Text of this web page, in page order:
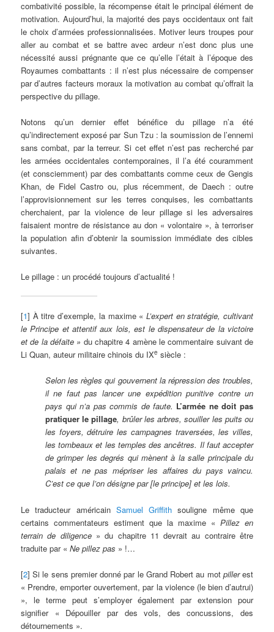
combativité possible, la récompense était le principal élément de
motivation. Aujourd’hui, la majorité des pays occidentaux ont fait
le choix d’armées professionnalisées. Motiver leurs troupes pour
aller au combat et se battre avec ardeur n’est donc plus une
nécessité aussi prégnante que ce qu’elle l’était à l’époque des
Royaumes combattants : il n’est plus nécessaire de compenser
par d’autres facteurs moraux la motivation au combat qu’offrait la
perspective du pillage.
Notons qu’un dernier effet bénéfice du pillage n’a été
qu’indirectement exposé par Sun Tzu : la soumission de l’ennemi
sans combat, par la terreur. Si cet effet n’est pas recherché par
les armées occidentales contemporaines, il l’a été couramment
(et consciemment) par des combattants comme ceux de Gengis
Khan, de Fidel Castro ou, plus récemment, de Daech : outre
l’approvisionnement sur les terres conquises, les combattants
cherchaient, par la violence de leur pillage si les adversaires
faisaient montre de résistance au don « volontaire », à terroriser
la population afin d’obtenir la soumission immédiate des cibles
suivantes.
Le pillage : un procédé toujours d’actualité !
[1] À titre d’exemple, la maxime « L’expert en stratégie, cultivant
le Principe et attentif aux lois, est le dispensateur de la victoire
et de la défaite » du chapitre 4 amène le commentaire suivant de
Li Quan, auteur militaire chinois du IXe siècle :
Selon les règles qui gouvernent la répression des troubles,
il ne faut pas lancer une expédition punitive contre un
pays qui n’a pas commis de faute. L’armée ne doit pas
pratiquer le pillage, brûler les arbres, souiller les puits ou
les foyers, détruire les campagnes traversées, les villes,
les tombeaux et les temples des ancêtres. Il faut accepter
de grimper les degrés qui mènent à la salle principale du
palais et ne pas mépriser les affaires du pays vaincu.
C’est ce que l’on désigne par [le principe] et les lois.
Le traducteur américain Samuel Griffith souligne même que
certains commentateurs estiment que la maxime « Pillez en
terrain de diligence» du chapitre 11 devrait au contraire être
traduite par «Ne pillez pas » !…
[2] Si le sens premier donné par le Grand Robert au mot pillerest
« Prendre, emporter ouvertement, par la violence (le bien d’autrui)
», le terme peut s’employer également par extension pour
signifier « Dépouiller par des vols, des concussions, des
détournements ».